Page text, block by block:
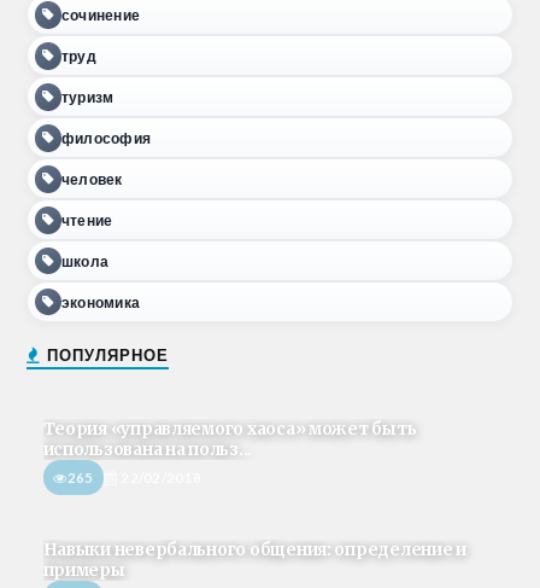
сочинение
труд
туризм
философия
человек
чтение
школа
экономика
ПОПУЛЯРНОЕ
Теория «управляемого хаоса» может быть
использована на польз...
265
Навыки невербального общения: определение и
примеры